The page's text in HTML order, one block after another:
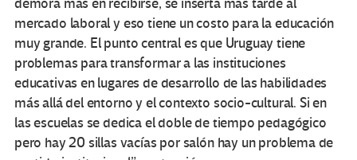
demora más en recibirse, se inserta más tarde al
mercado laboral y eso tiene un costo para la educación
muy grande. El punto central es que Uruguay tiene
problemas para transformar a las instituciones
educativas en lugares de desarrollo de las habilidades
más allá del entorno y el contexto socio-cultural. Si en
las escuelas se dedica el doble de tiempo pedagógico
pero hay 20 sillas vacías por salón hay un problema de